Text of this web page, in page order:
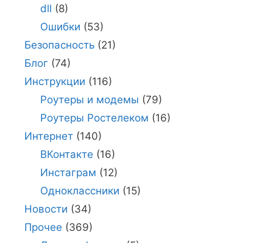
dll (8)
Ошибки (53)
Безопасность (21)
Блог (74)
Инструкции (116)
Роутеры и модемы (79)
Роутеры Ростелеком (16)
Интернет (140)
ВКонтакте (16)
Инстаграм (12)
Одноклассники (15)
Новости (34)
Прочее (369)